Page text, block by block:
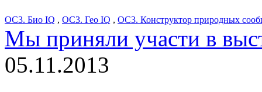
ОС3. Био IQ , ОС3. Гео IQ , ОС3. Конструктор природных
Мы приняли участи в
05.11.2013